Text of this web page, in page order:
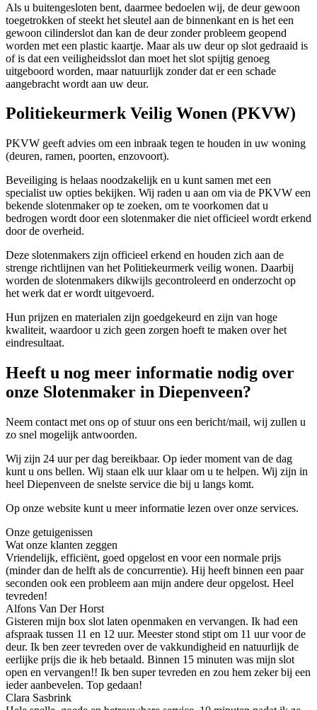
Als u buitengesloten bent, daarmee bedoelen wij, de deur gewoon
toegetrokken of steekt het sleutel aan de binnenkant en is het een
gewoon cilinderslot dan kan de deur zonder probleem geopend
worden met een plastic kaartje. Maar als uw deur op slot gedraaid is
of is dat een veiligheidsslot dan moet het slot spijtig genoeg
uitgeboord worden, maar natuurlijk zonder dat er een schade
aangebracht wordt aan uw deur.
Politiekeurmerk Veilig Wonen (PKVW)
PKVW geeft advies om een inbraak tegen te houden in uw woning
(deuren, ramen, poorten, enzovoort).
Beveiliging is helaas noodzakelijk en u kunt samen met een
specialist uw opties bekijken. Wij raden u aan om via de PKVW een
bekende slotenmaker op te zoeken, om te voorkomen dat u
bedrogen wordt door een slotenmaker die niet officieel wordt erkend
door de overheid.
Deze slotenmakers zijn officieel erkend en houden zich aan de
strenge richtlijnen van het Politiekeurmerk veilig wonen. Daarbij
worden de slotenmakers dikwijls gecontroleerd en onderzocht op
het werk dat er wordt uitgevoerd.
Hun prijzen en materialen zijn goedgekeurd en zijn van hoge
kwaliteit, waardoor u zich geen zorgen hoeft te maken over het
eindresultaat.
Heeft u nog meer informatie nodig over
onze Slotenmaker in Diepenveen?
Neem contact met ons op of stuur ons een bericht/mail, wij zullen u
zo snel mogelijk antwoorden.
Wij zijn 24 uur per dag bereikbaar. Op ieder moment van de dag
kunt u ons bellen. Wij staan elk uur klaar om u te helpen. Wij zijn in
heel Diepenveen de snelste service die bij u langs komt.
Op onze website kunt u meer informatie lezen over onze services.
Onze getuigenissen
Wat onze klanten zeggen
Vriendelijk, efficiënt, goed opgelost en voor een normale prijs
(minder dan de helft als de concurrentie). Hij heeft binnen een paar
seconden ook een probleem aan mijn andere deur opgelost. Heel
tevreden!
Alfons Van Der Horst
Gisteren mijn box slot laten openmaken en vervangen. Ik had een
afspraak tussen 11 en 12 uur. Meester stond stipt om 11 uur voor de
deur. Ik ben zeer tevreden over de vakkundigheid en natuurlijk de
eerlijke prijs die ik heb betaald. Binnen 15 minuten was mijn slot
open en vervangen!! Ik ben super tevreden en zou hem zeker bij een
ieder aanbevelen. Top gedaan!
Clara Sasbrink